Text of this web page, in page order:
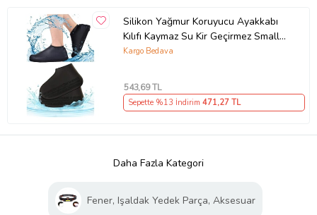
Silikon Yağmur Koruyucu Ayakkabı
Kılıfı Kaymaz Su Kir Geçirmez Small
26-33
Kargo Bedava
543,69 TL
Sepette %13 İndirim 471,27 TL
Daha Fazla Kategori
Fener, Işaldak Yedek Parça, Aksesuar